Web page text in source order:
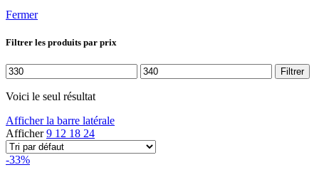
Fermer
Filtrer les produits par prix
Prix
min
Prix
max
Filtrer
Voici le seul résultat
Afficher la barre latérale
Afficher9 12 18 24
-33%